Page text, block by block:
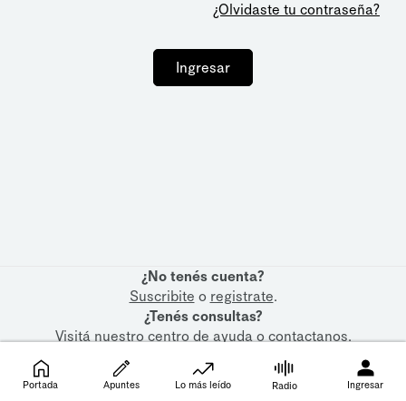
¿Olvidaste tu contraseña?
Ingresar
¿No tenés cuenta?
Suscribite o registrate.
¿Tenés consultas?
Visitá nuestrocentro de ayudaocontactanos.
Portada Apuntes Lo más leído Radio Ingresar